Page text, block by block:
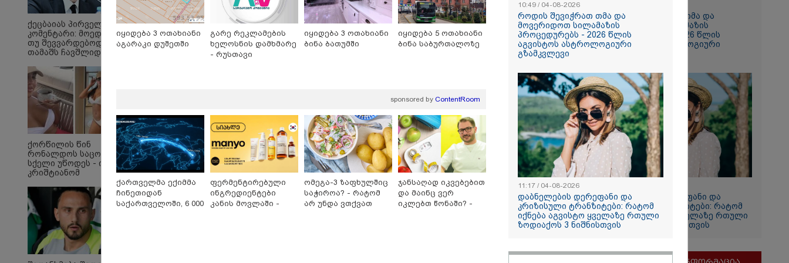
"ზეწარგადაფარებული
მკვდარი, უსულოდ
დაგდებული შვილი არ
უნახავს იმნაძის დედას"
- ეკა კუპატაძის
პირველი ემოციური
დაკავებაზე
"მანიაკებო, დამპლებო,
შენ არ იცი რომ ნია
არაფერშუაში არაა?!" -
გიგა ავალიანის საქმეზე
ნია იმნაძეს აკავებენ
ავტომობილი ქვეითს
დაეჯახა - ვრცელდება
შემაძრწუნებელი
კადრები მერაბ
კოსტავას ქუჩიდან
რამ გამოწვია
საქართველოს
ელექტროენერგეტიკული
სისტემის სრული
გათიშვა - რა დეტალები
ხდება ცნობილი?
პოლიტიკა
"ვისურვებდით, რომ თინა
როდის შევიჭრათ თმა და
მოვერიდოთ სილამაზის
პროცედურებს - 2026 წლის
აგვისტოს ასტროლოგიური
დაბნელების დერეფანი და
კრიზისული ტრანზიტები: რატომ
იქნება აგვისტო ყველაზე რთული
ზოდიაქოს 3 ნიშნისთვის
ქეცბაიას პირველი
კომენტარი: მოედანზე
თუ შევვარდებოდი და
თამაშს ჩავშლიდი,
ქორწილის წინ
რონალდოს საცოლეს
სქელი უწოდეს - ის
კრიშტიანომ
მორგანიც
გამოექომაგა
იყიდება 3 ოთახიანი
აგარაკი დუშეთში
გარე რეკლამების
ხელოსნის დამხმარე
- რუსთავი
იყიდება 3 ოთახიანი
ბინა ბათუმში
იყიდება 5 ოთახიანი
ბინა საბურთალოზე
sponsored by ContentRoom
ქართველმა ექიმმა
ჩინეთიდან
საქართველოში, 6 000
ფერმენტირებული
ინგრედიენტები
კანის მოვლაში -
ომეგა-3 ზაფხულშიც
საჭიროა? - რატომ
არ უნდა ვთქვათ
ჯანსაღად იკვებებით
და მაინც ვერ
იკლებთ წონაში? -
10:49 / 04-08-2026
როდის შევიჭრათ თმა და
მოვერიდოთ სილამაზის
პროცედურებს - 2026 წლის
აგვისტოს ასტროლოგიური
გზამკვლევი
11:17 / 04-08-2026
დაბნელების დერეფანი და
კრიზისული ტრანზიტები: რატომ
იქნება აგვისტო ყველაზე რთული
ზოდიაქოს 3 ნიშნისთვის